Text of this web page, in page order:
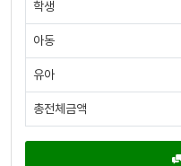
학생
아동
유아
총전체금액